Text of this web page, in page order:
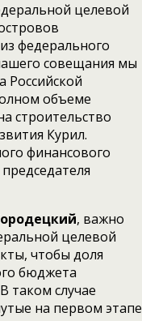
целевой
федерального
совещания мы
Российской
объеме
строительство
Курил.
финансового
, важно
целевой
чтобы доля
бюджета
таком случае
на первом этапе